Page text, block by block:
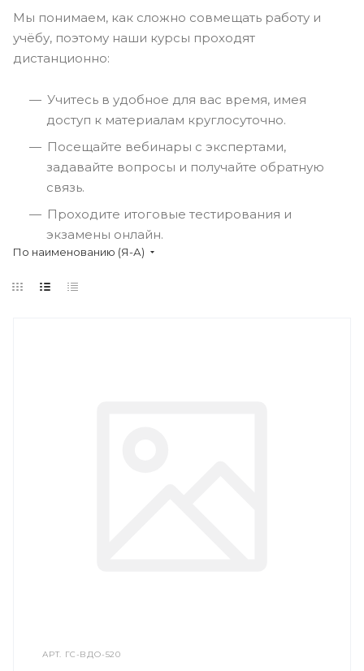
Мы понимаем, как сложно совмещать работу и
учёбу, поэтому наши курсы проходят
дистанционно:
Учитесь в удобное для вас время, имея
доступ к материалам круглосуточно.
Посещайте вебинары с экспертами,
задавайте вопросы и получайте обратную
связь.
Проходите итоговые тестирования и
экзамены онлайн.
По наименованию (Я-А)
АРТ. ГС-ВДО-520